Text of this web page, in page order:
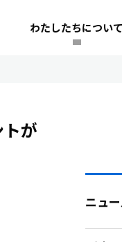
わたしたちについて
が
ニュ